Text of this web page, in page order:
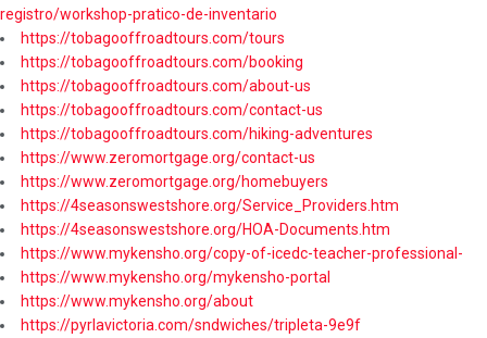
registro/workshop-pratico-de-inventario
https://tobagooffroadtours.com/tours
https://tobagooffroadtours.com/booking
https://tobagooffroadtours.com/about-us
https://tobagooffroadtours.com/contact-us
https://tobagooffroadtours.com/hiking-adventures
https://www.zeromortgage.org/contact-us
https://www.zeromortgage.org/homebuyers
https://4seasonswestshore.org/Service_Providers.htm
https://4seasonswestshore.org/HOA-Documents.htm
https://www.mykensho.org/copy-of-icedc-teacher-professional-
https://www.mykensho.org/mykensho-portal
https://www.mykensho.org/about
https://pyrlavictoria.com/sndwiches/tripleta-9e9f